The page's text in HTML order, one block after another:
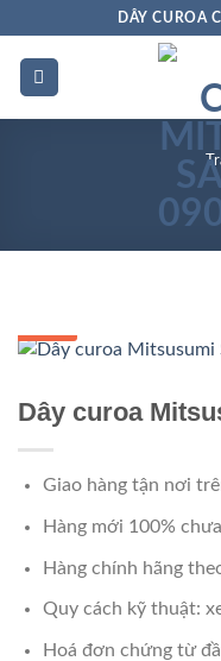
dung
DÂY CUROA
Dây curoa
Giao hàng tận nơi
Hàng mới 100%
Hàng chính hãng
Quy cách kỹ thuật:
Hoá đơn chứng từ